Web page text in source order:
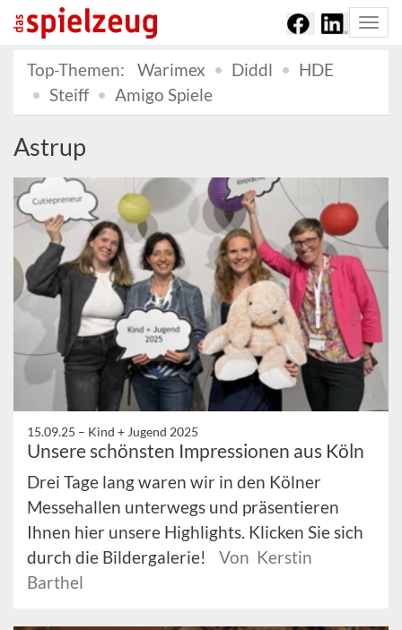
Top-Themen:
Warimex Diddl
HDE
Steiff
Amigo Spiele
Astrup
15.09.25 – Kind + Jugend 2025
Unsere schönsten Impressionen aus Köln
Drei Tage lang waren wir in den Kölner
Messehallen unterwegs und präsentieren
Ihnen hier unsere Highlights. Klicken Sie sich
durch die Bildergalerie!
Von Kerstin
Barthel